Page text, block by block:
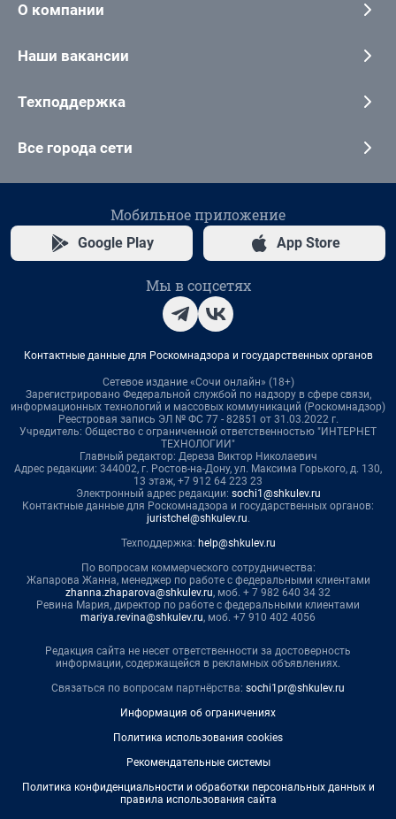
О компании
Наши вакансии
Техподдержка
Все города сети
Мобильное приложение
Google Play App Store
Мы в соцсетях
Контактные данные для Роскомнадзора и государственных органов
Сетевое издание «Сочи онлайн» (18+)
Зарегистрировано Федеральной службой по надзору в сфере связи,
информационных технологий и массовых коммуникаций (Роскомнадзор)
Реестровая запись ЭЛ № ФС 77 - 82851 от 31.03.2022 г.
Учредитель: Общество с ограниченной ответственностью "ИНТЕРНЕТ
ТЕХНОЛОГИИ"
Главный редактор: Дереза Виктор Николаевич
Адрес редакции: 344002, г. Ростов-на-Дону, ул. Максима Горького, д. 130,
13 этаж, +7 912 64 223 23
Электронный адрес редакции: sochi1@shkulev.ru
Контактные данные для Роскомнадзора и государственных органов:
juristchel@shkulev.ru.
Техподдержка: help@shkulev.ru
По вопросам коммерческого сотрудничества:
Жапарова Жанна, менеджер по работе с федеральными клиентами
zhanna.zhaparova@shkulev.ru, моб. + 7 982 640 34 32
Ревина Мария, директор по работе с федеральными клиентами
mariya.revina@shkulev.ru, моб. +7 910 402 4056
Редакция сайта не несет ответственности за достоверность
информации, содержащейся в рекламных объявлениях.
Связаться по вопросам партнёрства: sochi1pr@shkulev.ru
Информация об ограничениях
Политика использования cookies
Рекомендательные системы
Политика конфиденциальности и обработки персональных данных и
правила использования сайта